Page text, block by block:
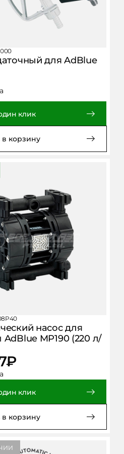
для AdBlue
клик
в корзину
насос для
MP190 (220 л/
₽
клик
в корзину